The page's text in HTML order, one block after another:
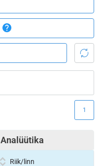
Analüütika
1
Riik/linn